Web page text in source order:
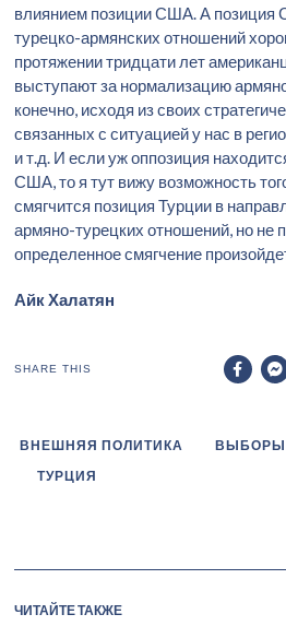
влиянием позиции США. А позиция
турецко-армянских отношений
протяжении тридцати лет
выступают за нормализацию
конечно, исходя из своих
связанных с ситуацией у нас в
и т.д. И если уж оппозиция
США, то я тут вижу возможность
смягчится позиция Турции в
армяно-турецких отношений, но не
определенное смягчение
Айк Халатян
SHARE THIS
ВНЕШНЯЯ ПОЛИТИКА ВЫБОРЫ
ТУРЦИЯ
ЧИТАЙТЕ ТАКЖЕ